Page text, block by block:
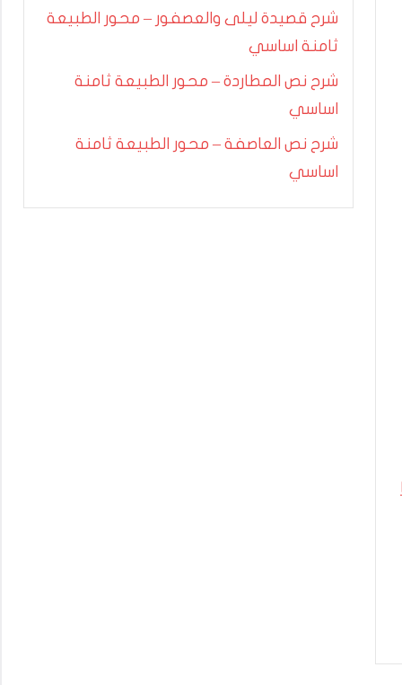
شرح قصيدة ليلى والعصفور – محور الطبيعة
ثامنة اساسي
شرح نص المطاردة – محور الطبيعة ثامنة
اساسي
شرح نص العاصفة – محور الطبيعة ثامنة
اساسي